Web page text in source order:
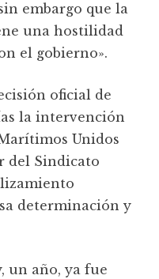
embargo que la
una hostilidad
el gobierno».
oficial de
la intervención
Unidos
del Sindicato
determinación y
un año, ya fue